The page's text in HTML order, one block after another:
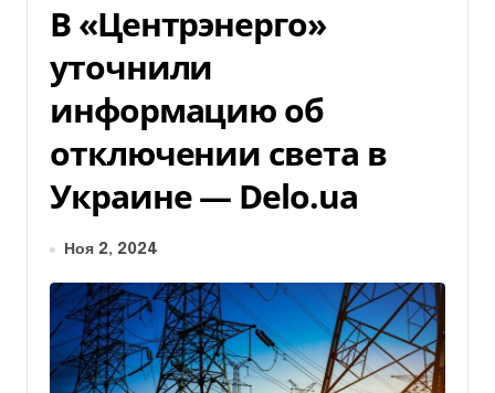
В «Центрэнерго»
уточнили
информацию об
отключении света в
Украине — Delo.ua
Ноя 2, 2024